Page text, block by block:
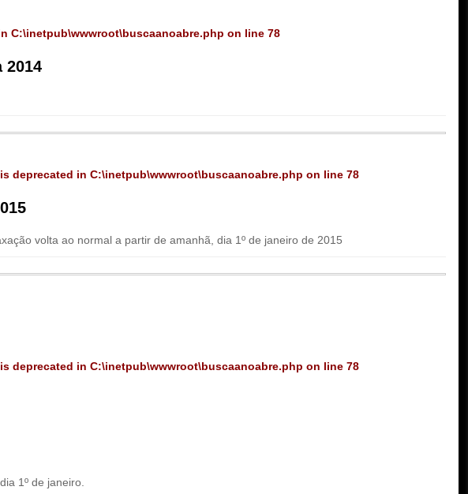
C:\inetpub\wwwroot\buscaanoabre.php on line78
2014
deprecated inC:\inetpub\wwwroot\buscaanoabre.php on line78
volta ao normal a partir de amanhã, dia 1º de janeiro de 2015
deprecated inC:\inetpub\wwwroot\buscaanoabre.php on line78
1º de janeiro.